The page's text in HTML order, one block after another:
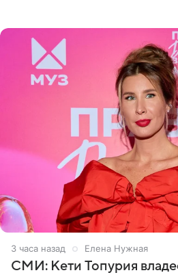
3 часа назад Елена Нужная
СМИ: Кети Топурия